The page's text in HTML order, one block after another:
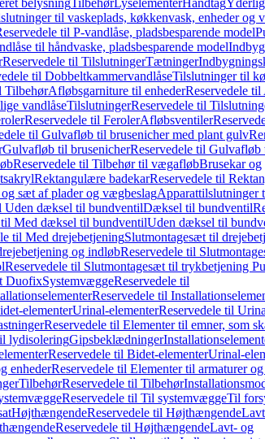
belysningTilbehørLyselementerHåndtag
til vaskeplads, køkkenvask, enheder og
til P-vandlåse, pladsbesparende model
til håndvaske, pladsbesparende model
Reservedele til TilslutningerTætninger
til DobbeltkammervandlåseTilslutninger til
TilbehørAfløbsgarniture til enhederReservedele
vandlåseTilslutningerReservedele til
Reservedele til FerolerAfløbsventiler
til Gulvafløb til brusenicher med plant gulv
Gulvafløb til brusenicherReservedele til Gulvafløb
Reservedele til Tilbehør til vægafløbBrusekar og
Rektangulære badekarReservedele til
sæt af plader og vægbeslagApparattilslutninger
Uden dæksel til bundventilDæksel til bundventil
til Med dæksel til bundventilUden dæksel til
til Med drejebetjeningSlutmontagesæt til
og indløbReservedele til
Reservedele til Slutmontagesæt til trykbetjening
DuofixSystemvæggeReservedele til
Reservedele til
elementerUrinal-elementerReservedele til
Reservedele til Elementer til emner, som
lydisoleringGipsbeklædninger
Reservedele til Bidet-elementerUrinal-
enhederReservedele til Elementer til armaturer
TilbehørReservedele til Tilbehør
Reservedele til Til systemvæggeTil
HøjthængendeReservedele til Højthængende
Reservedele til HøjthængendeLavt- og